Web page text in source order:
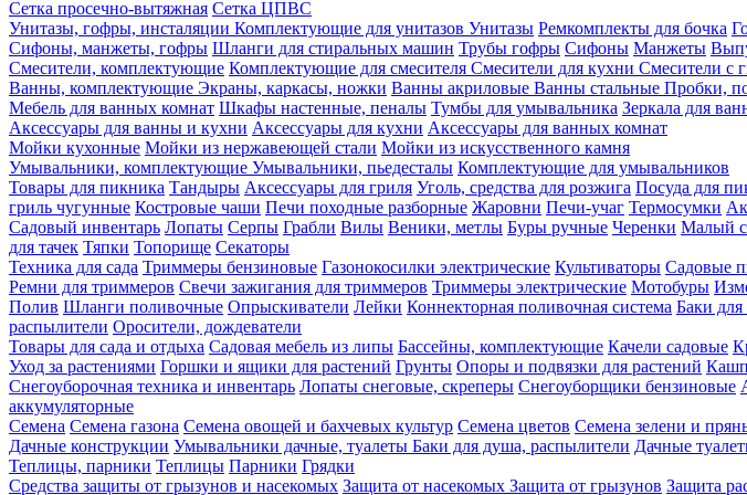
Сетка просечно-вытяжная Сетка ЦПВС
Унитазы, гофры, инсталяции Комплектующие для унитазов Унитазы Ремкомплекты для бочка
Сифоны, манжеты, гофры Шланги для стиральных машин Трубы гофры Сифоны Манжеты
Смесители, комплектующие Комплектующие для смесителя Смесители для кухни Смесители с
Ванны, комплектующие Экраны, каркасы, ножки Ванны акриловые Ванны стальные Пробки,
Мебель для ванных комнат Шкафы настенные, пеналы Тумбы для умывальника Зеркала для
Аксессуары для ванны и кухни Аксессуары для кухни Аксессуары для ванных комнат
Мойки кухонные Мойки из нержавеющей стали Мойки из искусственного камня
Умывальники, комплектующие Умывальники, пьедесталы Комплектующие для умывальников
Товары для пикника Тандыры Аксессуары для гриля Уголь, средства для розжига Посуда для
гриль чугунные Костровые чаши Печи походные разборные Жаровни Печи-учаг Термосумки
Садовый инвентарь Лопаты Серпы Грабли Вилы Веники, метлы Буры ручные Черенки Малый
для тачек Тяпки Топорище Секаторы
Техника для сада Триммеры бензиновые Газонокосилки электрические Культиваторы Садовые
Ремни для триммеров Свечи зажигания для триммеров Триммеры электрические Мотобуры
Полив Шланги поливочные Опрыскиватели Лейки Коннекторная поливочная система Баки
распылители Оросители, дождеватели
Товары для сада и отдыха Садовая мебель из липы Бассейны, комплектующие Качели садовые
Уход за растениями Горшки и ящики для растений Грунты Опоры и подвязки для растений
Снегоуборочная техника и инвентарь Лопаты снеговые, скреперы Снегоуборщики бензиновые
аккумуляторные
Семена Семена газона Семена овощей и бахчевых культур Семена цветов Семена зелени и
Дачные конструкции Умывальники дачные, туалеты Баки для душа, распылители Дачные
Теплицы, парники Теплицы Парники Грядки
Средства защиты от грызунов и насекомых Защита от насекомых Защита от грызунов Защита